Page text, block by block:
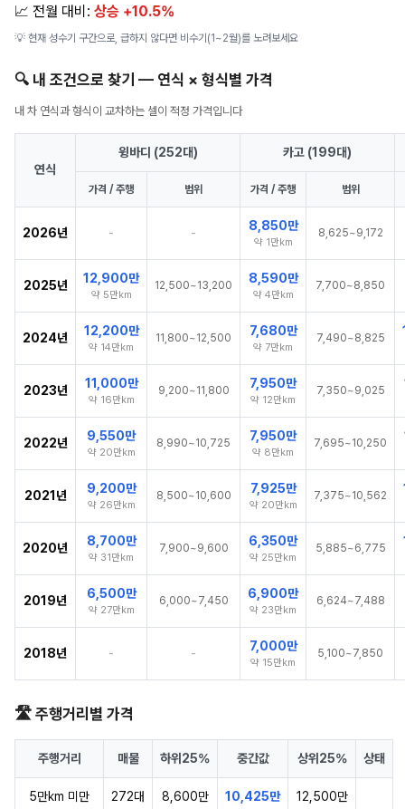
📈 전월 대비: 상승 +10.5%
💡 현재 성수기 구간으로, 급하지 않다면 비수기(1~2월)를 노려보세요
🔍 내 조건으로 찾기 — 연식 × 형식별 가격
내 차 연식과 형식이 교차하는 셀이 적정 가격입니다
연식
윙바디 (252대) 카고 (199대)
가격 / 주행 범위 가격 / 주행 범위
2026년 - - 8,850만
약 1만km
8,625~9,172
2025년 12,900만
약 5만km
12,500~13,200 8,590만
약 4만km
7,700~8,850
2024년 12,200만
약 14만km
11,800~12,500 7,680만
약 7만km
7,490~8,825
2023년 11,000만
약 16만km
9,200~11,800 7,950만
약 12만km
7,350~9,025
2022년 9,550만
약 20만km
8,990~10,725 7,950만
약 8만km
7,695~10,250
2021년 9,200만
약 26만km
8,500~10,600 7,925만
약 20만km
7,375~10,562
2020년 8,700만
약 31만km
7,900~9,600 6,350만
약 25만km
5,885~6,775
2019년 6,500만
약 27만km
6,000~7,450 6,900만
약 23만km
6,624~7,488
2018년 - - 7,000만
약 15만km
5,100~7,850
🛣️ 주행거리별 가격
주행거리 매물 하위25% 중간값 상위25% 상태
5만km 미만 272대 8,600만 10,425만 12,500만